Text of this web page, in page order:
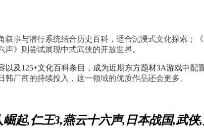
事与潜行系统结合历史百科，适合沉浸式文化探索；
》则尝试展现中式武侠的开放世界。
及125+文化百科条目，成为近期东方题材3A游戏中配
厂商的持续投入，这一领域的优质作品还会更多。
起,仁王3,燕云十六声,日本战国,武